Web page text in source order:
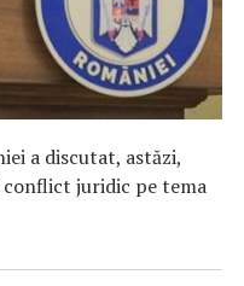
a discutat, astăzi,
juridic pe tema